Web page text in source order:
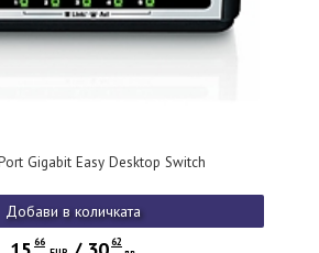
Gigabit Easy Desktop Switch
Добави в количката
66
62